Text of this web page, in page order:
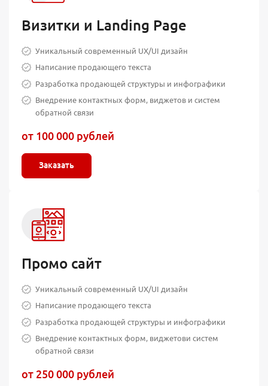
Визитки и Landing Page
Уникальный современный UX/UI дизайн
Написание продающего текста
Разработка продающей структуры и инфографики
Внедрение контактных форм, виджетов и систем
обратной связи
от 100 000 рублей
Заказать
Промо сайт
Уникальный современный UX/UI дизайн
Написание продающего текста
Разработка продающей структуры и инфографики
Внедрение контактных форм, виджетови систем
обратной связи
от 250 000 рублей